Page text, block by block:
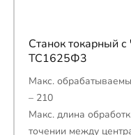
Станок токарный
ТС1625Ф3
Макс.
– 210
Макс. длина
точении между